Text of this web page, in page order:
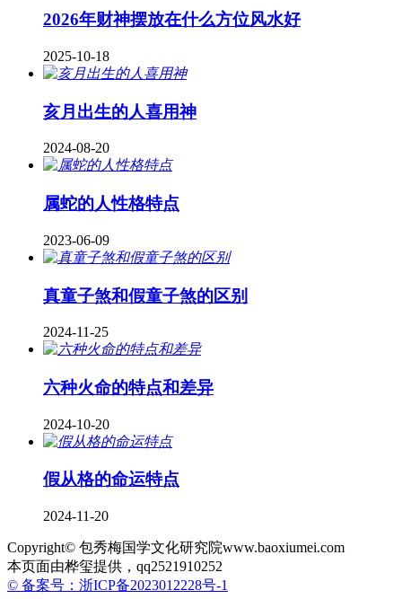
2026年财神摆放在什么方位风水好
2025-10-18
亥月出生的人喜用神
2024-08-20
属蛇的人性格特点
2023-06-09
真童子煞和假童子煞的区别
2024-11-25
六种火命的特点和差异
2024-10-20
假从格的命运特点
2024-11-20
Copyright© 包秀梅国学文化研究院www.baoxiumei.com
本页面由桦玺提供，qq2521910252
© 备案号：浙ICP备2023012228号-1